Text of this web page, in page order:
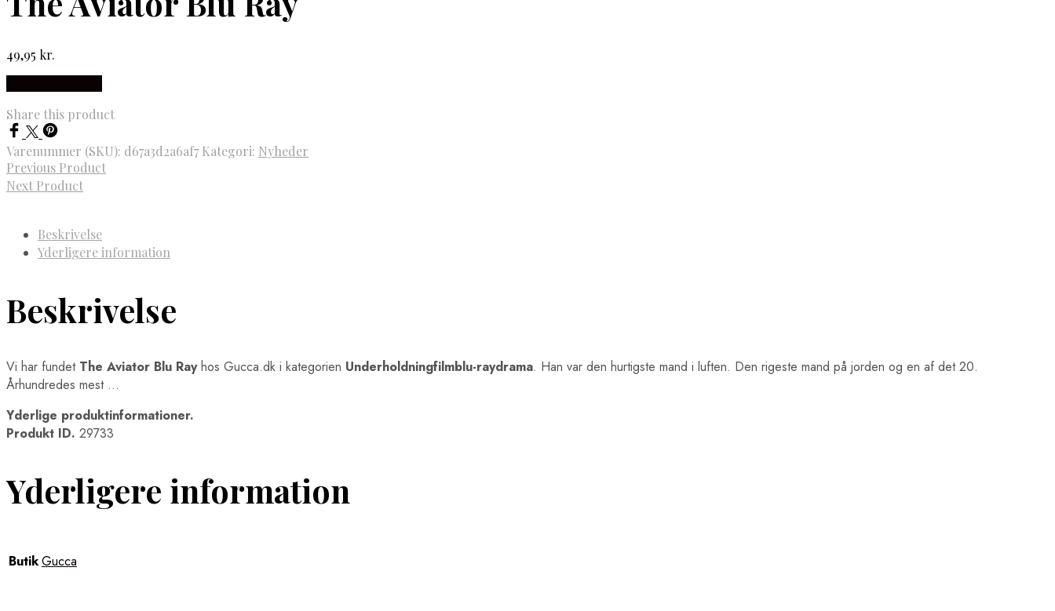
49,95 kr.
Share this product
Varenummer (SKU): d67a3d2a6af7 Kategori: Nyheder
Previous Product
Next Product
Beskrivelse
Yderligere information
Beskrivelse
Vi har fundet The Aviator Blu Rayhos Gucca.dk i kategorien Underholdningfilmblu-raydrama. Han var den hurtigste mand i luften. Den rigeste mand på jorden og en af det 20.
Århundredes mest …
Yderlige produktinformationer.
Produkt ID. 29733
Yderligere information
ButikGucca